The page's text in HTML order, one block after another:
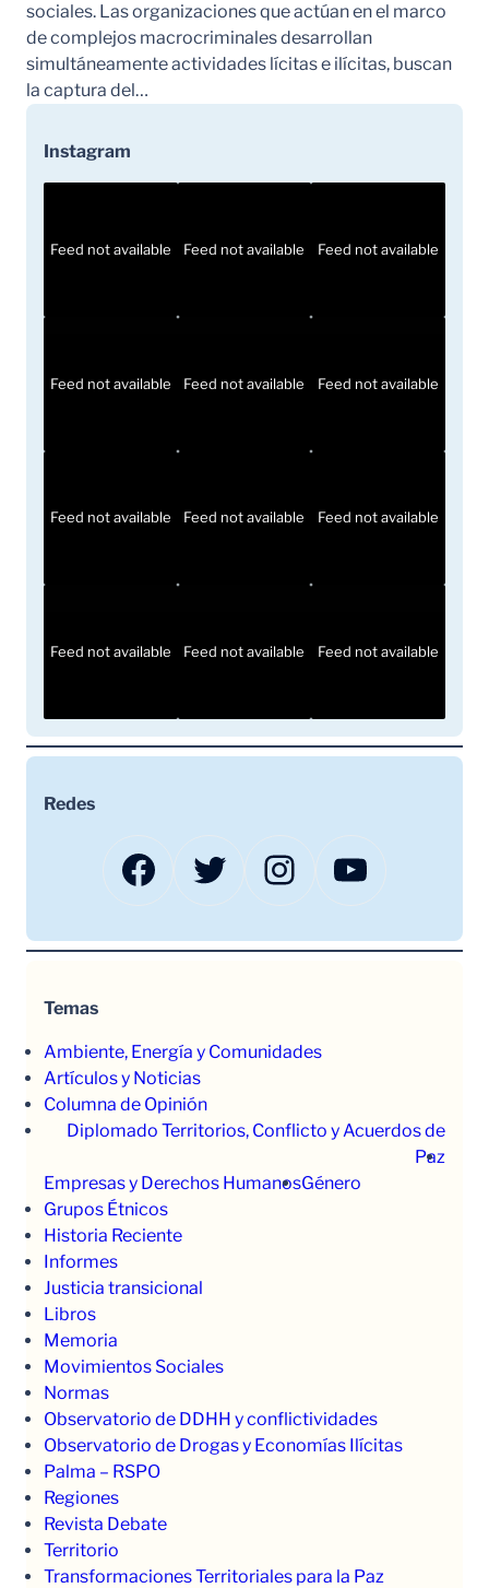
sociales. Las organizaciones que actúan en el marco
de complejos macrocriminales desarrollan
simultáneamente actividades lícitas e ilícitas, buscan
la captura del…
Instagram
Feed not available Feed not available Feed not available
Feed not available Feed not available Feed not available
Feed not available Feed not available Feed not available
Feed not available Feed not available Feed not available
Redes
Facebook Twitter Instagram YouTube
Temas
Ambiente, Energía y Comunidades
Artículos y Noticias
Columna de Opinión
Diplomado Territorios, Conflicto y Acuerdos de
Paz
Empresas y Derechos HumanosGénero
Grupos Étnicos
Historia Reciente
Informes
Justicia transicional
Libros
Memoria
Movimientos Sociales
Normas
Observatorio de DDHH y conflictividades
Observatorio de Drogas y Economías Ilícitas
Palma – RSPO
Regiones
Revista Debate
Territorio
Transformaciones Territoriales para la Paz